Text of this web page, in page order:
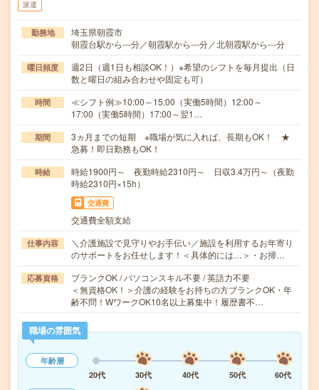
派遣
勤務地
埼玉県朝霞市
朝霞台駅から---分／朝霞駅から---分／北朝霞駅から---分
曜日頻度
週2日（週1日も相談OK！）※希望のシフトを毎月提出（日
数と曜日の組み合わせや固定も可）
時間
≪シフト例≫10:00～15:00（実働5時間）12:00～
17:00（実働5時間）17:00～翌1…
期間
3ヵ月までの短期 ※職場が気に入れば、長期もOK！ ★
急募！即日勤務もOK！
時給
時給1900円～ 夜勤時給2310円～ 日収3.4万円～（夜勤
時給2310円×15h）
交通費
交通費全額支給
仕事内容
＼介護施設で見守りやお手伝い／施設を利用するお年寄り
のサポートをお任せします！＜具体的には…＞・お掃…
応募資格
ブランクOK / パソコンスキル不要 / 英語力不要
＜無資格OK！＞介護の経験をお持ちの方ブランクOK・年
齢不問！WワークOK10名以上募集中！履歴書不…
職場の雰囲気
年齢層
20代
30代 40代 50代
60代